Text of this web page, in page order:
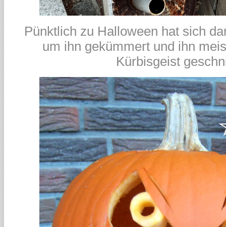
Pünktlich zu Halloween hat sich
um ihn gekümmert und ihn
Kürbisgeist